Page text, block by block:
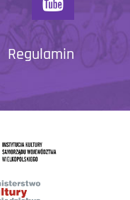
Regulamin